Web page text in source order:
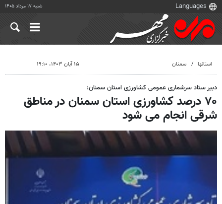
شنبه ۱۷ مرداد ۱۴۰۵
استانها سمنان ۱۵ آبان ۱۴۰۳، ۱۹:۱۰
دبیر ستاد سرشماری عمومی کشاورزی استان سمنان:
۷۰ درصد کشاورزی استان سمنان در مناطق
شرقی انجام می شود